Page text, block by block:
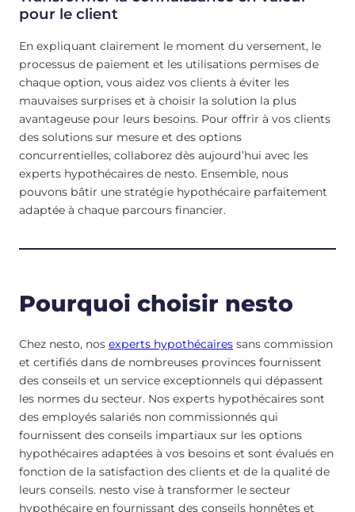
pour le client
En expliquant clairement le moment du versement, le
processus de paiement et les utilisations permises de
chaque option, vous aidez vos clients à éviter les
mauvaises surprises et à choisir la solution la plus
avantageuse pour leurs besoins. Pour offrir à vos clients
des solutions sur mesure et des options
concurrentielles, collaborez dès aujourd’hui avec les
experts hypothécaires de nesto. Ensemble, nous
pouvons bâtir une stratégie hypothécaire parfaitement
adaptée à chaque parcours financier.
Pourquoi choisir nesto
Chez nesto, nos experts hypothécaires sans commission
et certifiés dans de nombreuses provinces fournissent
des conseils et un service exceptionnels qui dépassent
les normes du secteur. Nos experts hypothécaires sont
des employés salariés non commissionnés qui
fournissent des conseils impartiaux sur les options
hypothécaires adaptées à vos besoins et sont évalués en
fonction de la satisfaction des clients et de la qualité de
leurs conseils. nesto vise à transformer le secteur
hypothécaire en fournissant des conseils honnêtes et